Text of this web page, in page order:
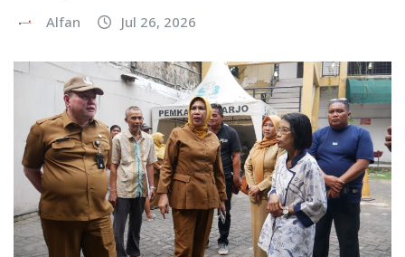
Alfan Jul 26, 2026